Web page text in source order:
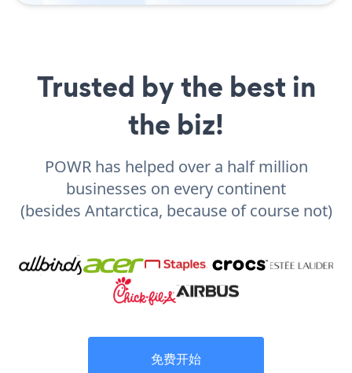
Trusted by the best in
the biz!
POWR has helped over a half million
businesses on every continent
(besides Antarctica, because of course not)
免费开始